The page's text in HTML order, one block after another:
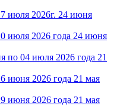
июля 2026г. 24 июня
июля 2026 года 24 июня
по 04 июля 2026 года 21
июня 2026 года 21 мая
июня 2026 года 21 мая